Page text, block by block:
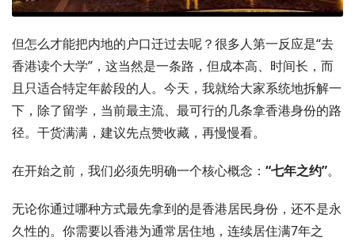
但怎么才能把内地的户口迁过去呢？很多人第一反应是“去
香港读个大学”，这当然是一条路，但成本高、时间长，而
且只适合特定年龄段的人。今天，我就给大家系统地拆解一
下，除了留学，当前最主流、最可行的几条拿香港身份的路
径。干货满满，建议先点赞收藏，再慢慢看。
在开始之前，我们必须先明确一个核心概念： “七年之约”。
无论你通过哪种方式最先拿到的是香港居民身份，还不是永
久性的。你需要以香港为通常居住地，连续居住满7年之